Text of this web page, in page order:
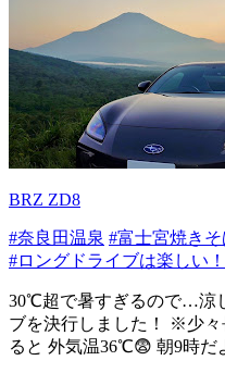
BRZ ZD8
#奈良田温泉 #富士宮焼きそ
#ロングドライブは楽しい！
30℃超で暑すぎるので…涼
ブを決行しました！ ※少
ると 外気温36℃😨 朝9時